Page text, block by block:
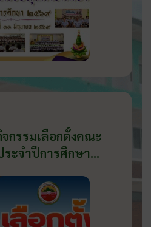
จกรรมเลือกตั้งคณะ
ระจำปีการศึกษา
ธิปไตยในโรงเรียน